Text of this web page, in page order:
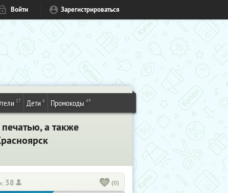
Войти Зарегистрироваться
17 Дети 6 Промокоды 49
а также
38 (0)